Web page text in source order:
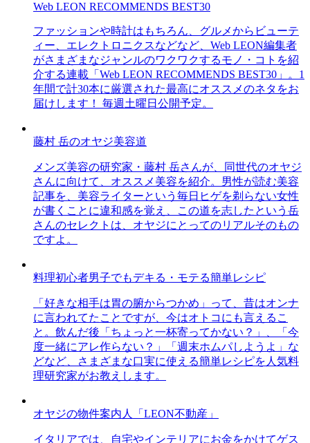
Web LEON RECOMMENDS BEST30
ファッションや時計はもちろん、グルメからビューテ
ィー、エレクトロニクスなどなど、Web LEON編集者
がさまざまなジャンルのワクワクするモノ・コトを紹
介する連載「Web LEON RECOMMENDS BEST30」。1
年間で計30本に厳選された最高にオススメのネタをお
届けします！ 毎週土曜日公開予定。
藤村 岳のオヤジ美容道
メンズ美容の研究家・藤村 岳さんが、同世代のオヤジ
さんに向けて、オススメ美容を紹介。男性が読む美容
記事を、美容ライターという毎日ヒゲを剃らない女性
が書くことに違和感を覚え、この道を志したという岳
さんのセレクトは、オヤジにとってのリアルそのもの
ですよ。
料理初心者男子でもデキる・モテる簡単レシピ
「好きな相手は胃の腑からつかめ」って、昔はオンナ
に言われてたことですが、今はオトコにも言えるこ
と。飲んだ後「ちょっと一杯寄ってかない？」、「今
度一緒にアレ作らない？」「週末ホムパしようよ」な
どなど、さまざまな口実に使える簡単レシピを人気料
理研究家がお教えします。
オヤジの物件案内人「LEON不動産」
イタリアでは、自宅やインテリアにお金をかけてゲス